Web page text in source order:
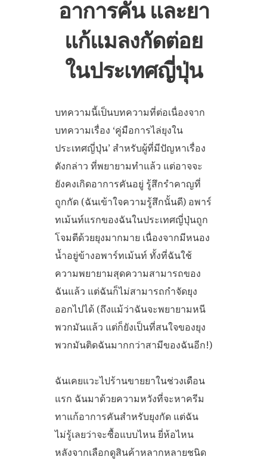
อาการคัน และยา
แก้แมลงกัดต่อย
ในประเทศญี่ปุ่น
บทความนี้เป็นบทความที่ต่อเนื่องจาก
บทความเรื่อง ‘คู่มือการไล่ยุงใน
ประเทศญี่ปุ่น’ สำหรับผู้ที่มีปัญหาเรื่อง
ดังกล่าว ที่พยายามทำแล้ว แต่อาจจะ
ยังคงเกิดอาการคันอยู่ รู้สึกรำคาญที่
ถูกกัด (ฉันเข้าใจความรู้สึกนั้นดี) อพาร์
ทเม้นท์แรกของฉันในประเทศญี่ปุ่นถูก
โจมตีด้วยยุงมากมาย เนื่องจากมีหนอง
น้ำอยู่ข้างอพาร์ทเม้นท์ ทั้งที่ฉันใช้
ความพยายามสุดความสามารถของ
ฉันแล้ว แต่ฉันก็ไม่สามารถกำจัดยุง
ออกไปได้ (ถึงแม้ว่าฉันจะพยายามหนี
พวกมันแล้ว แต่ก็ยังเป็นที่สนใจของยุง
พวกมันติดฉันมากกว่าสามีของฉันอีก!)
ฉันเคยแวะไปร้านขายยาในช่วงเดือน
แรก ฉันมาด้วยความหวังที่จะหาครีม
ทาแก้อาการคันสำหรับยุงกัด แต่ฉัน
ไม่รู้เลยว่าจะซื้อแบบไหน ยี่ห้อไหน
หลังจากเลือกดูสินค้าหลากหลายชนิด